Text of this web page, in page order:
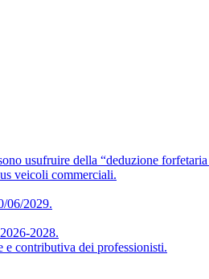
della “deduzione forfetaria
veicoli commerciali.
06/2029.
2028.
contributiva dei professionisti.